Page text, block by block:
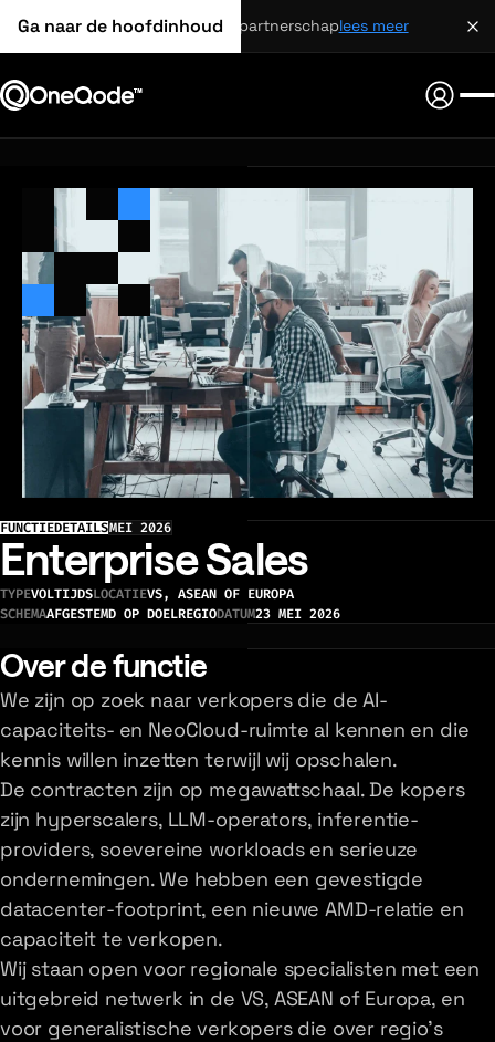
Ga naar de hoofdinhoudstrategisch partnerschaplees meer
FUNCTIEDETAILSMEI 2026
Enterprise Sales
TYPEVOLTIJDSLOCATIEVS, ASEAN OF EUROPA
SCHEMAAFGESTEMD OP DOELREGIODATUM23 MEI 2026
Over de functie
We zijn op zoek naar verkopers die de AI-
capaciteits- en NeoCloud-ruimte al kennen en die
kennis willen inzetten terwijl wij opschalen.
De contracten zijn op megawattschaal. De kopers
zijn hyperscalers, LLM-operators, inferentie-
providers, soevereine workloads en serieuze
ondernemingen. We hebben een gevestigde
datacenter-footprint, een nieuwe AMD-relatie en
capaciteit te verkopen.
Wij staan open voor regionale specialisten met een
uitgebreid netwerk in de VS, ASEAN of Europa, en
voor generalistische verkopers die over regio's